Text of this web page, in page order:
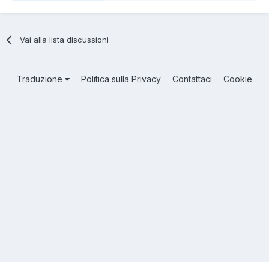
Vai alla lista discussioni
Traduzione Politica sulla Privacy Contattaci Cookie